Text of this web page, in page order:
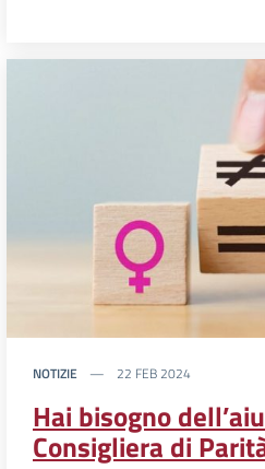
NOTIZIE 22 FEB 2024
Hai bisogno
Consigliera di